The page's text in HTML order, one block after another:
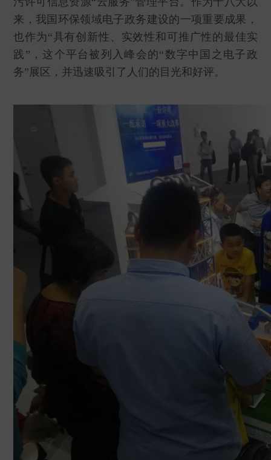
来，我国环保领域电子政务建设的一项重要成果，
也作为“具有创新性、实效性和可推广性的最佳实
践”，这个平台被列入峰会的“数字中国之电子政
务”展区，并迅速吸引了人们的目光和好评。